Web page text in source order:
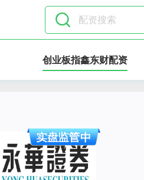
创业板指鑫东财配资